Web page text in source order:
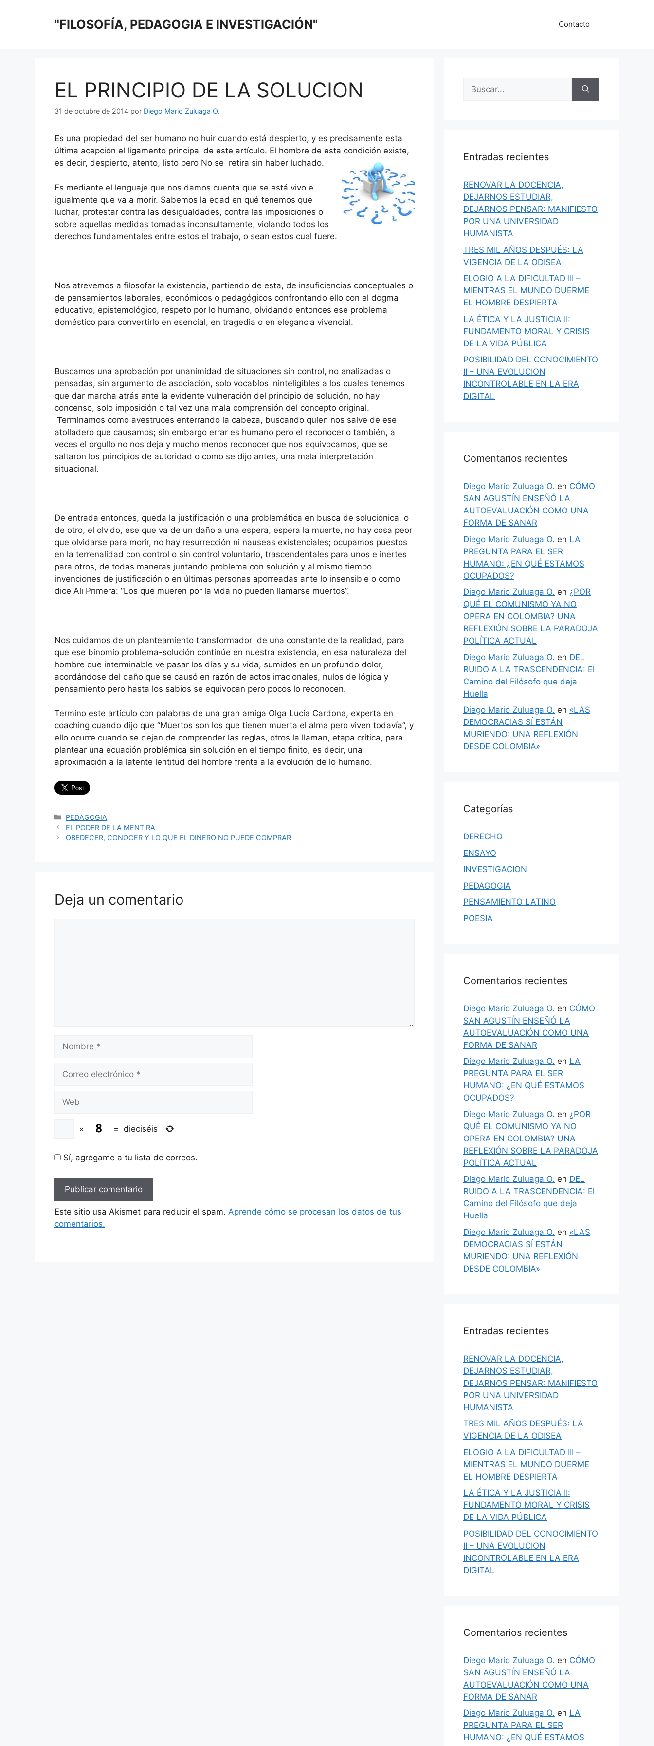
"FILOSOFÍA, PEDAGOGIA E INVESTIGACIÓN" Contacto
EL PRINCIPIO DE LA SOLUCION
31 de octubre de 2014 por Diego Mario Zuluaga O.
Es una propiedad del ser humano no huir cuando está despierto, y es precisamente esta
última acepción el ligamento principal de este artículo. El hombre de esta condición existe,
es decir, despierto, atento, listo pero No se retira sin haber luchado.
Es mediante el lenguaje que nos damos cuenta que se está vivo e
igualmente que va a morir. Sabemos la edad en qué tenemos que
luchar, protestar contra las desigualdades, contra las imposiciones o
sobre aquellas medidas tomadas inconsultamente, violando todos los
derechos fundamentales entre estos el trabajo, o sean estos cual fuere.
Nos atrevemos a filosofar la existencia, partiendo de esta, de insuficiencias conceptuales o
de pensamientos laborales, económicos o pedagógicos confrontando ello con el dogma
educativo, epistemológico, respeto por lo humano, olvidando entonces ese problema
doméstico para convertirlo en esencial, en tragedia o en elegancia vivencial.
Buscamos una aprobación por unanimidad de situaciones sin control, no analizadas o
pensadas, sin argumento de asociación, solo vocablos ininteligibles a los cuales tenemos
que dar marcha atrás ante la evidente vulneración del principio de solución, no hay
concenso, solo imposición o tal vez una mala comprensión del concepto original.
Terminamos como avestruces enterrando la cabeza, buscando quien nos salve de ese
atolladero que causamos; sin embargo errar es humano pero el reconocerlo también, a
veces el orgullo no nos deja y mucho menos reconocer que nos equivocamos, que se
saltaron los principios de autoridad o como se dijo antes, una mala interpretación
situacional.
De entrada entonces, queda la justificación o una problemática en busca de soluciónica, o
de otro, el olvido, ese que va de un daño a una espera, espera la muerte, no hay cosa peor
que olvidarse para morir, no hay resurrección ni nauseas existenciales; ocupamos puestos
en la terrenalidad con control o sin control voluntario, trascendentales para unos e inertes
para otros, de todas maneras juntando problema con solución y al mismo tiempo
invenciones de justificación o en últimas personas aporreadas ante lo insensible o como
dice Ali Primera: “Los que mueren por la vida no pueden llamarse muertos”.
Nos cuidamos de un planteamiento transformador de una constante de la realidad, para
que ese binomio problema-solución continúe en nuestra existencia, en esa naturaleza del
hombre que interminable ve pasar los días y su vida, sumidos en un profundo dolor,
acordándose del daño que se causó en razón de actos irracionales, nulos de lógica y
pensamiento pero hasta los sabios se equivocan pero pocos lo reconocen.
Termino este artículo con palabras de una gran amiga Olga Lucía Cardona, experta en
coaching cuando dijo que “Muertos son los que tienen muerta el alma pero viven todavía”, y
ello ocurre cuando se dejan de comprender las reglas, otros la llaman, etapa crítica, para
plantear una ecuación problémica sin solución en el tiempo finito, es decir, una
aproximación a la latente lentitud del hombre frente a la evolución de lo humano.
Categorías
PEDAGOGIA
EL PODER DE LA MENTIRA
OBEDECER, CONOCER Y LO QUE EL DINERO NO PUEDE COMPRAR
Deja un comentario
electrónico
× = dieciséis
Sí, agrégame a tu lista de correos.
Este sitio usa Akismet para reducir el spam. Aprende cómo se procesan los datos de tus
comentarios.
Buscar:
Entradas recientes
RENOVAR LA DOCENCIA,
DEJARNOS ESTUDIAR,
DEJARNOS PENSAR: MANIFIESTO
POR UNA UNIVERSIDAD
HUMANISTA
TRES MIL AÑOS DESPUÉS: LA
VIGENCIA DE LA ODISEA
ELOGIO A LA DIFICULTAD III –
MIENTRAS EL MUNDO DUERME
EL HOMBRE DESPIERTA
LA ÉTICA Y LA JUSTICIA II:
FUNDAMENTO MORAL Y CRISIS
DE LA VIDA PÚBLICA
POSIBILIDAD DEL CONOCIMIENTO
II – UNA EVOLUCION
INCONTROLABLE EN LA ERA
DIGITAL
Comentarios recientes
Diego Mario Zuluaga O. en CÓMO
SAN AGUSTÍN ENSEÑÓ LA
AUTOEVALUACIÓN COMO UNA
FORMA DE SANAR
Diego Mario Zuluaga O. en LA
PREGUNTA PARA EL SER
HUMANO: ¿EN QUÉ ESTAMOS
OCUPADOS?
Diego Mario Zuluaga O. en ¿POR
QUÉ EL COMUNISMO YA NO
OPERA EN COLOMBIA? UNA
REFLEXIÓN SOBRE LA PARADOJA
POLÍTICA ACTUAL
Diego Mario Zuluaga O. en DEL
RUIDO A LA TRASCENDENCIA: El
Camino del Filósofo que deja
Huella
Diego Mario Zuluaga O. en «LAS
DEMOCRACIAS SÍ ESTÁN
MURIENDO: UNA REFLEXIÓN
DESDE COLOMBIA»
Categorías
DERECHO
ENSAYO
INVESTIGACION
PEDAGOGIA
PENSAMIENTO LATINO
POESIA
Comentarios recientes
Diego Mario Zuluaga O. en CÓMO
SAN AGUSTÍN ENSEÑÓ LA
AUTOEVALUACIÓN COMO UNA
FORMA DE SANAR
Diego Mario Zuluaga O. en LA
PREGUNTA PARA EL SER
HUMANO: ¿EN QUÉ ESTAMOS
OCUPADOS?
Diego Mario Zuluaga O. en ¿POR
QUÉ EL COMUNISMO YA NO
OPERA EN COLOMBIA? UNA
REFLEXIÓN SOBRE LA PARADOJA
POLÍTICA ACTUAL
Diego Mario Zuluaga O. en DEL
RUIDO A LA TRASCENDENCIA: El
Camino del Filósofo que deja
Huella
Diego Mario Zuluaga O. en «LAS
DEMOCRACIAS SÍ ESTÁN
MURIENDO: UNA REFLEXIÓN
DESDE COLOMBIA»
Entradas recientes
RENOVAR LA DOCENCIA,
DEJARNOS ESTUDIAR,
DEJARNOS PENSAR: MANIFIESTO
POR UNA UNIVERSIDAD
HUMANISTA
TRES MIL AÑOS DESPUÉS: LA
VIGENCIA DE LA ODISEA
ELOGIO A LA DIFICULTAD III –
MIENTRAS EL MUNDO DUERME
EL HOMBRE DESPIERTA
LA ÉTICA Y LA JUSTICIA II:
FUNDAMENTO MORAL Y CRISIS
DE LA VIDA PÚBLICA
POSIBILIDAD DEL CONOCIMIENTO
II – UNA EVOLUCION
INCONTROLABLE EN LA ERA
DIGITAL
Comentarios recientes
Diego Mario Zuluaga O. en CÓMO
SAN AGUSTÍN ENSEÑÓ LA
AUTOEVALUACIÓN COMO UNA
FORMA DE SANAR
Diego Mario Zuluaga O. en LA
PREGUNTA PARA EL SER
HUMANO: ¿EN QUÉ ESTAMOS